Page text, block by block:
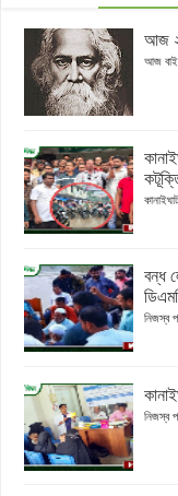
আজ
আজ
বন্ধ
নিজস্ব
নিজস্ব